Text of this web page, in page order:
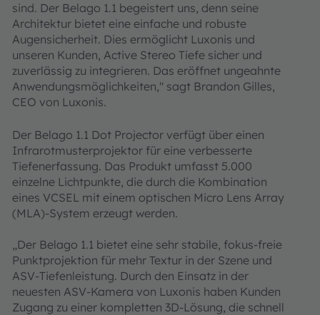
sind. Der Belago 1.1 begeistert uns, denn seine
Architektur bietet eine einfache und robuste
Augensicherheit. Dies ermöglicht Luxonis und
unseren Kunden, Active Stereo Tiefe sicher und
zuverlässig zu integrieren. Das eröffnet ungeahnte
Anwendungsmöglichkeiten," sagt Brandon Gilles,
CEO von Luxonis.
Der Belago 1.1 Dot Projector verfügt über einen
Infrarotmusterprojektor für eine verbesserte
Tiefenerfassung. Das Produkt umfasst 5.000
einzelne Lichtpunkte, die durch die Kombination
eines VCSEL mit einem optischen Micro Lens Array
(MLA)-System erzeugt werden.
„Der Belago 1.1 bietet eine sehr stabile, fokus-freie
Punktprojektion für mehr Textur in der Szene und
ASV-Tiefenleistung. Durch den Einsatz in der
neuesten ASV-Kamera von Luxonis haben Kunden
Zugang zu einer kompletten 3D-Lösung, die schnell